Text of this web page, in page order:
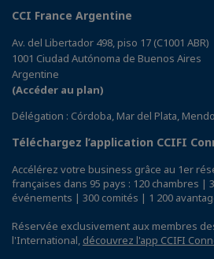
CCI France Argentine
Av. del Libertador 498, piso 17 (C1001 ABR)
1001 Ciudad Autónoma de Buenos Aires
Argentine
(Accéder au plan)
Délégation : Córdoba, Mar del Plata,
Téléchargez l’application CCIFI
Accélérez votre business grâce au 1er
françaises dans 95 pays : 120 chambres |
événements | 300 comités | 1 200
Réservée exclusivement aux membres
l'International, découvrez l'app CCIFI